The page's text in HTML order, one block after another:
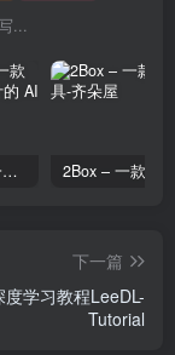
...
Core AI Power – 一款专为 WordPress 设计的 AI 增强插件
下一篇
学习教程LeeDL-
Tutorial